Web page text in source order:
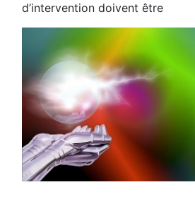
d’intervention doivent être